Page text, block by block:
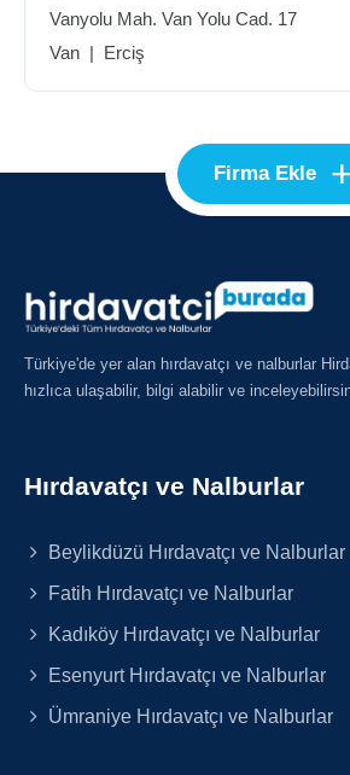
Vanyolu Mah. Van Yolu Cad. 17
Van | Erciş
Firma Ekle
Türkiye'de yer alan hırdavatçı ve nalburlar
hızlıca ulaşabilir, bilgi alabilir ve
Hırdavatçı ve Nalburlar
Beylikdüzü Hırdavatçı ve Nalburlar
Fatih Hırdavatçı ve Nalburlar
Kadıköy Hırdavatçı ve Nalburlar
Esenyurt Hırdavatçı ve Nalburlar
Ümraniye Hırdavatçı ve Nalburlar